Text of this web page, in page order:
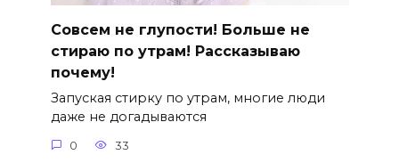
Совсем не глупости! Больше не
стираю по утрам! Рассказываю
почему!
Запуская стирку по утрам, многие люди
даже не догадываются
0 33